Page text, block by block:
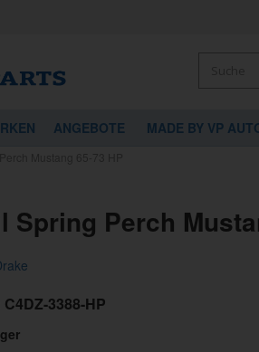
ANGEBOTE MADE BY VP
Spring Perch
C4DZ-3388-HP